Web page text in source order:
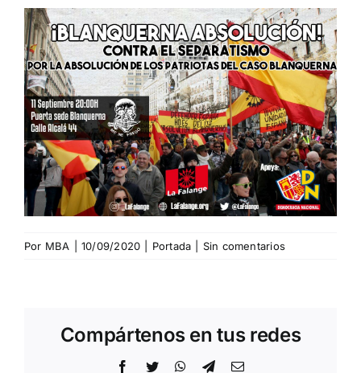
Por MBA 10/09/2020 Portada Sin comentarios
Compártenos en tus redes
Facebook
Twitter WhatsApp
TelegramCorreo